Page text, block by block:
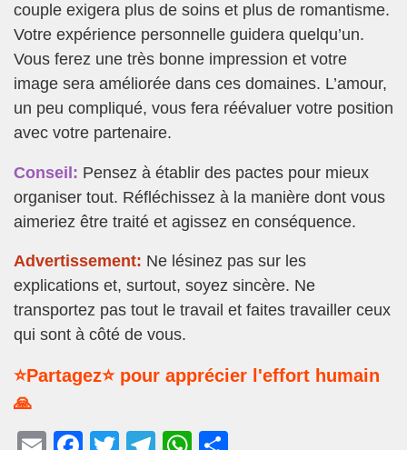
couple exigera plus de soins et plus de romantisme.
Votre expérience personnelle guidera quelqu’un.
Vous ferez une très bonne impression et votre
image sera améliorée dans ces domaines. L’amour,
un peu compliqué, vous fera réévaluer votre position
avec votre partenaire.
Conseil: Pensez à établir des pactes pour mieux
organiser tout. Réfléchissez à la manière dont vous
aimeriez être traité et agissez en conséquence.
Advertissement: Ne lésinez pas sur les
explications et, surtout, soyez sincère. Ne
transportez pas tout le travail et faites travailler ceux
qui sont à côté de vous.
⭐Partagez⭐ pour apprécier l'effort humain
🙏